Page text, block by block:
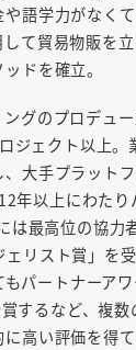
語学力がなく
て貿易物販を
ドを確立。
グのプロデュ
ジェクト以上。
大手プラット
年以上にわたり
は最高位の協力
リスト賞」を受
パートナーア
するなど、複
高い評価を得て